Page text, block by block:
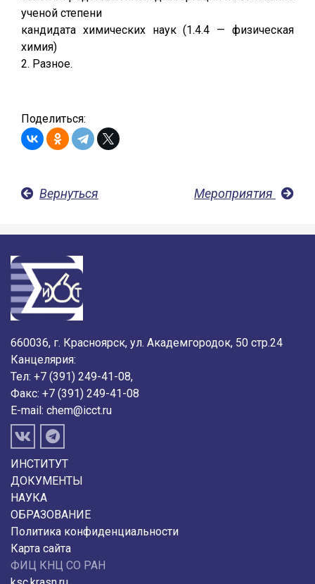
ученой степени
кандидата химических наук (1.4.4 — физическая
химия)
2. Разное.
Поделиться:
Вернуться Мероприятия
660036, г. Красноярск, ул. Академгородок, 50 стр.24
Канцелярия:
Тел: +7 (391) 249-41-08,
Факс: +7 (391) 249-41-08
E-mail: chem@icct.ru
ИНСТИТУТ
ДОКУМЕНТЫ
НАУКА
ОБРАЗОВАНИЕ
Политика конфиденциальности
Карта сайта
ФИЦ КНЦ СО РАН